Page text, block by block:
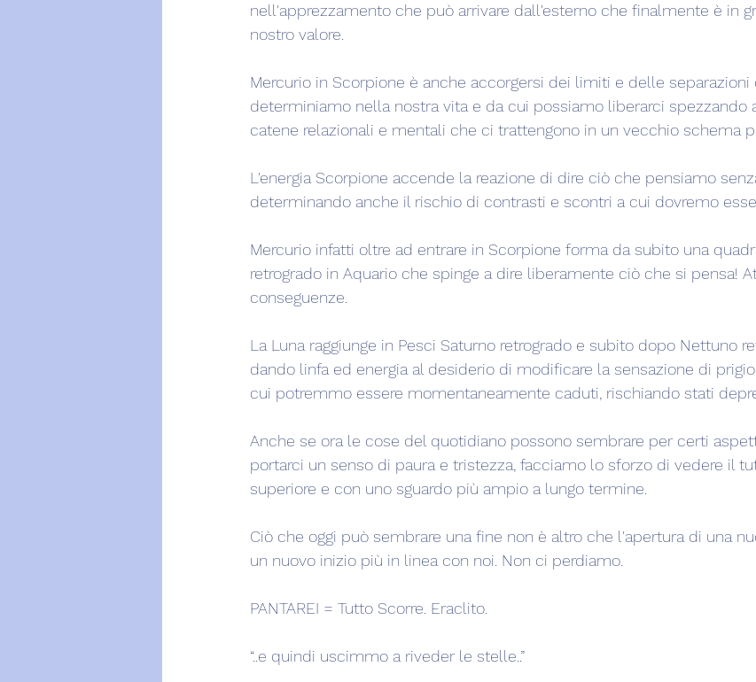
nell'apprezzamento che può arrivare dall'esterno che finalmente è in
nostro valore.
Mercurio in Scorpione è anche accorgersi dei limiti e delle separazioni
determiniamo nella nostra vita e da cui possiamo liberarci spezzando
catene relazionali e mentali che ci trattengono in un vecchio schema
L'energia Scorpione accende la reazione di dire ciò che pensiamo
determinando anche il rischio di contrasti e scontri a cui dovremo
Mercurio infatti oltre ad entrare in Scorpione forma da subito una
retrogrado in Aquario che spinge a dire liberamente ciò che si pensa!
conseguenze.
La Luna raggiunge in Pesci Saturno retrogrado e subito dopo Nettuno
dando linfa ed energia al desiderio di modificare la sensazione di
cui potremmo essere momentaneamente caduti, rischiando stati
Anche se ora le cose del quotidiano possono sembrare per certi
portarci un senso di paura e tristezza, facciamo lo sforzo di vedere il
superiore e con uno sguardo più ampio a lungo termine.
Ciò che oggi può sembrare una fine non è altro che l'apertura di una
un nuovo inizio più in linea con noi. Non ci perdiamo.
PANTAREI = Tutto Scorre. Eraclito.
“..e quindi uscimmo a riveder le stelle..”